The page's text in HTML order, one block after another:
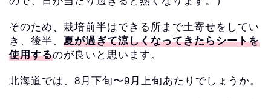
そのため、栽培前半はできる所まで土寄せをしてい
き、後半、 夏が過ぎて涼しくなってきたらシートを
使用するのが良いと思いま す。
北海道では、8月下旬〜9月上旬あたりでしょうか。